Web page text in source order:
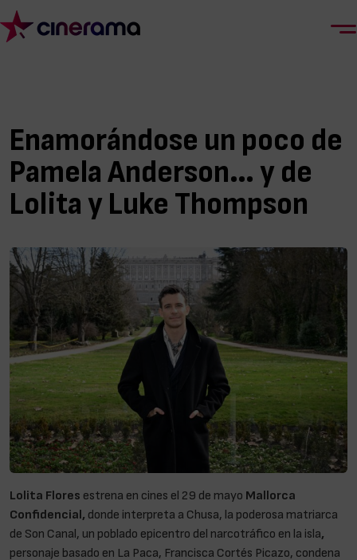
Enamorándose un poco de
Pamela Anderson… y de
Lolita y Luke Thompson
Lolita Flores estrena en cines el 29 de mayo Mallorca
Confidencial, donde interpreta a Chusa, la poderosa matriarca
de Son Canal, un poblado epicentro del narcotráfico en la isla,
personaje basado en La Paca, Francisca Cortés Picazo, condena